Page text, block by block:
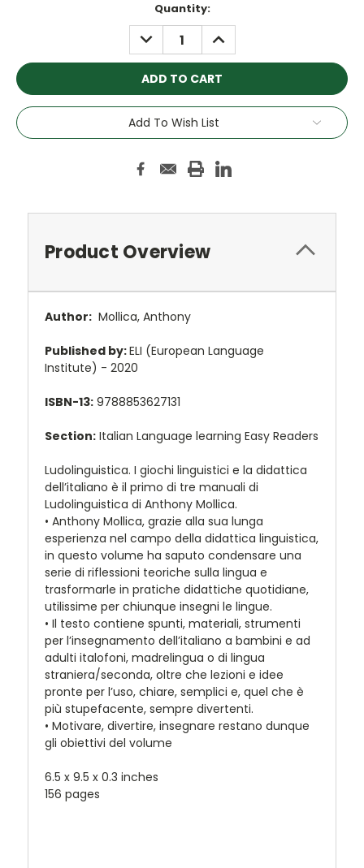
Quantity:
DECREASE
QUANTITY:
INCREASE
QUANTITY:
Add To Wish List
Product Overview
Author: Mollica, Anthony
Published by:ELI (European Language
Institute) - 2020
ISBN-13: 9788853627131
Section: Italian Language learning Easy Readers
Ludolinguistica. I giochi linguistici e la didattica
dell’italiano è il primo di tre manuali di
Ludolinguistica di Anthony Mollica.
• Anthony Mollica, grazie alla sua lunga
esperienza nel campo della didattica linguistica,
in questo volume ha saputo condensare una
serie di riflessioni teoriche sulla lingua e
trasformarle in pratiche didattiche quotidiane,
utilissime per chiunque insegni le lingue.
• Il testo contiene spunti, materiali, strumenti
per l’insegnamento dell’italiano a bambini e ad
adulti italofoni, madrelingua o di lingua
straniera/seconda, oltre che lezioni e idee
pronte per l’uso, chiare, semplici e, quel che è
più stupefacente, sempre divertenti.
• Motivare, divertire, insegnare restano dunque
gli obiettivi del volume
6.5 x 9.5 x 0.3 inches
156 pages